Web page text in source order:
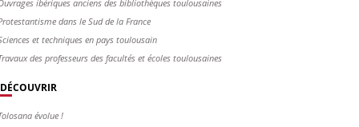
ibériques anciens des bibliothèques toulousaines
dans le Sud de la France
et techniques en pays toulousain
des professeurs des facultés et écoles toulousaines
DÉCOUVRIR
évolue !